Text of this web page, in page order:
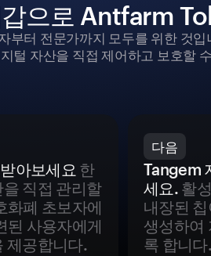
으로 Antfarm
부터 전문가까지 모두를 위한 것
털 자산을 직접 제어하고 보호할
아보세요 한
직접 관리할
화폐 초보자에
된 사용자에게
제공합니다.
다음
Tangem
세요.활
내장된
생성하여
록 합니다.